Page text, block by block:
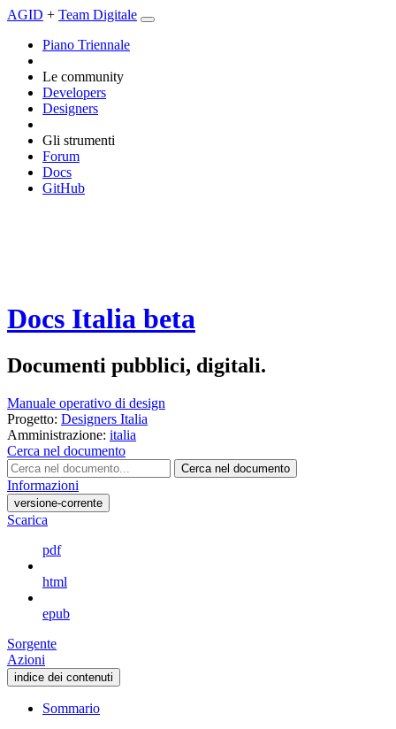
AGID + Team Digitale
Piano Triennale
Le community
Developers
Designers
Gli strumenti
Forum
Docs
GitHub
Docs Italia beta
Documenti pubblici, digitali.
Manuale operativo di design
Progetto: Designers Italia
Amministrazione: italia
Cerca nel documento
Cerca nel documento
Informazioni
versione-corrente
Scarica
pdf
html
epub
Sorgente
Azioni
indice dei contenuti
Sommario